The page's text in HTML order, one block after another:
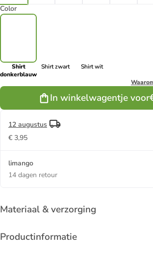
Color
Shirt
donkerblauw
Shirt zwart
Shirt wit
In winkelwagentje voor
12 augustus
€ 3,95
limango
14 dagen retour
Materiaal & verzorging
Productinformatie